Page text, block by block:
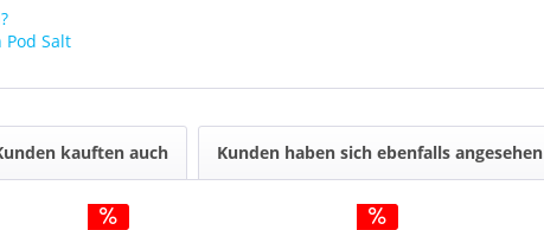
Salt
kauften auch Kunden haben sich ebenfalls angesehen